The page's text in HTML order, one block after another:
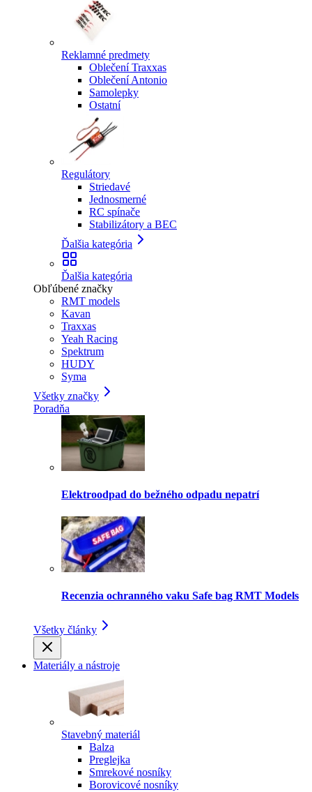
Reklamné predmety
Oblečení Traxxas
Oblečení Antonio
Samolepky
Ostatní
Regulátory
Striedavé
Jednosmerné
RC spínače
Stabilizátory a BEC
Ďalšia kategória
Ďalšia kategória
Obľúbené značky
RMT models
Kavan
Traxxas
Yeah Racing
Spektrum
HUDY
Syma
Všetky značky
Poradňa
Elektroodpad do bežného odpadu nepatrí
Recenzia ochranného vaku Safe bag RMT Models
Všetky články
Materiály a nástroje
Stavebný materiál
Balza
Preglejka
Smrekové nosníky
Borovicové nosníky